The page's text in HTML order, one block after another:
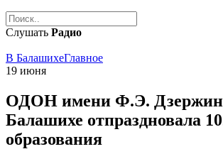
Слушать Радио
В БалашихеГлавное
19 июня
ОДОН имени Ф.Э.
Балашихе отпраздновала
образования